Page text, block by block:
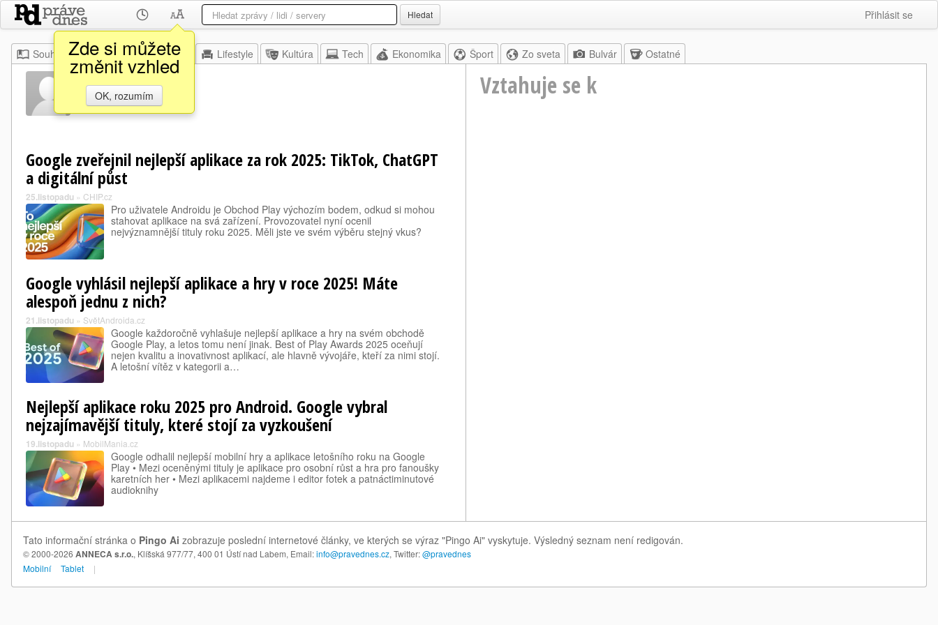
Zde si můžete
změnit vzhled
OK, rozumím
Hledat Přihlásit se
Souhrn Moje Z domova Lifestyle Kultúra Tech Ekonomika Šport Zo sveta Bulvár Ostatné
Pingo Ai Vztahuje se k
Google zveřejnil nejlepší aplikace za rok 2025: TikTok, ChatGPT
a digitální půst
25.listopadu » CHIP.cz
Pro uživatele Androidu je Obchod Play výchozím bodem, odkud si mohou
stahovat aplikace na svá zařízení. Provozovatel nyní ocenil
nejvýznamnější tituly roku 2025. Měli jste ve svém výběru stejný vkus?
Google vyhlásil nejlepší aplikace a hry v roce 2025! Máte
alespoň jednu z nich?
21.listopadu » SvětAndroida.cz
Google každoročně vyhlašuje nejlepší aplikace a hry na svém obchodě
Google Play, a letos tomu není jinak. Best of Play Awards 2025 oceňují
nejen kvalitu a inovativnost aplikací, ale hlavně vývojáře, kteří za nimi stojí.
A letošní vítěz v kategorii a…
Nejlepší aplikace roku 2025 pro Android. Google vybral
nejzajímavější tituly, které stojí za vyzkoušení
19.listopadu » MobilMania.cz
Google odhalil nejlepší mobilní hry a aplikace letošního roku na Google
Play • Mezi oceněnými tituly je aplikace pro osobní růst a hra pro fanoušky
karetních her • Mezi aplikacemi najdeme i editor fotek a patnáctiminutové
audioknihy
Tato informační stránka o Pingo Ai zobrazuje poslední internetové články, ve kterých se výraz "Pingo Ai" vyskytuje. Výsledný seznam není redigován.
© 2000-2026 ANNECA s.r.o., Klíšská 977/77, 400 01 Ústí nad Labem, Email:info@pravednes.cz, Twitter:@pravednes
Mobilní
Tablet |